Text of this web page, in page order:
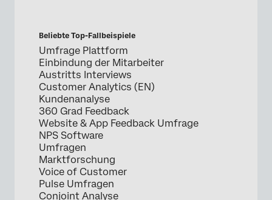
Beliebte Top-Fallbeispiele
Umfrage Plattform
Einbindung der Mitarbeiter
Austritts Interviews
Customer Analytics (EN)
Kundenanalyse
360 Grad Feedback
Website & App Feedback Umfrage
NPS Software
Umfragen
Marktforschung
Voice of Customer
Pulse Umfragen
Conjoint Analyse